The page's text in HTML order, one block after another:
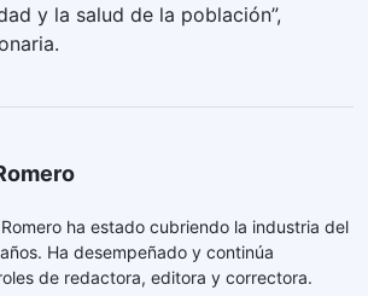
y la salud de la población”,
ha estado cubriendo la industria del
Ha desempeñado y continúa
de redactora, editora y correctora.